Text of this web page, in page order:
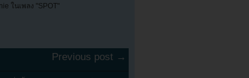
ในเพลง "SPOT"
Previous post →